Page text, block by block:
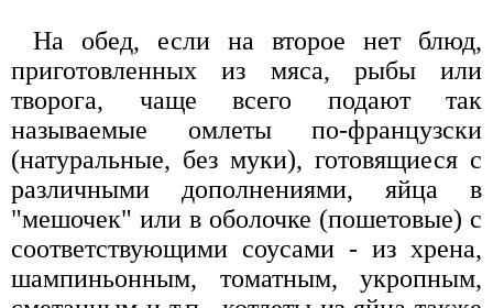
На обед, если на второе нет блюд,
приготовленных из мяса, рыбы или
творога, чаще всего подают так
называемые омлеты по-французски
(натуральные, без муки), готовящиеся с
различными дополнениями, яйца в
"мешочек" или в оболочке (пошетовые) с
соответствующими соусами - из хрена,
шампиньонным, томатным, укропным,